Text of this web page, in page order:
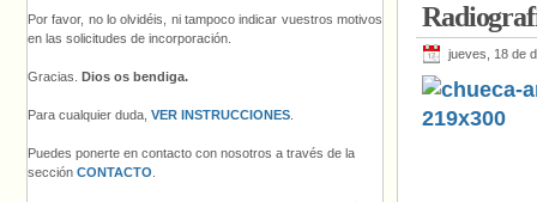
jueves, 18 de
Por favor, no lo olvidéis, ni tampoco indicar vuestros motivos
en las solicitudes de incorporación.
Gracias. Dios os bendiga.
Para cualquier duda, VER INSTRUCCIONES
Puedes ponerte en contacto con nosotros a través de la
sección CONTACTO